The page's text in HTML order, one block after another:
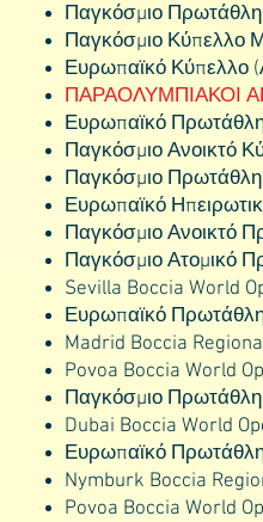
Παγκόσμιο
Παγκόσμιο
Ευρωπαϊκό
ΠΑΡΑΟΛΥΜΠΙΑΚΟΙ
Ευρωπαϊκό
Παγκόσμιο Ανοικτό
Παγκόσμιο
Ευρωπαϊκό
Παγκόσμιο Ανοικτό
Παγκόσμιο Ατομικό
Sevilla Boccia
Ευρωπαϊκό
Madrid Boccia
Povoa Boccia
Παγκόσμιο
Dubai Boccia
Ευρωπαϊκό
Nymburk Boccia
Povoa Boccia